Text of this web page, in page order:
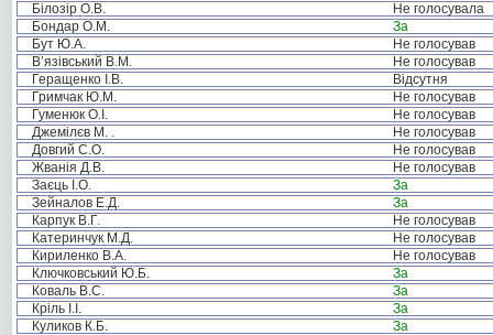
Білозір О.В.
Не голосувала
Бондар О.М.
За
Бут Ю.А.
Не голосував
В’язівський В.М.
Не голосував
Геращенко І.В.
Відсутня
Гримчак Ю.М.
Не голосував
Гуменюк О.І.
Не голосував
Джемілєв М. .
Не голосував
Довгий С.О.
Не голосував
Жванія Д.В.
Не голосував
Заєць І.О.
За
Зейналов Е.Д.
За
Карпук В.Г.
Не голосував
Катеринчук М.Д.
Не голосував
Кириленко В.А.
Не голосував
Ключковський Ю.Б.
За
Коваль В.С.
За
Кріль І.І.
За
Куликов К.Б.
За